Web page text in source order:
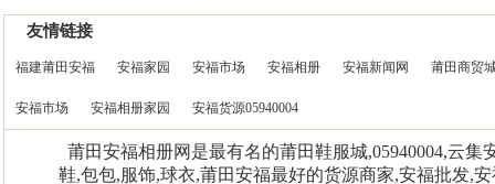
友情链接
福建莆田安福 安福家园 安福市场 安福相册 安福新闻网 莆田商贸
安福市场 安福相册家园 安福货源05940004
莆田安福相册网是最有名的莆田鞋服城,05940004,云
鞋,包包,服饰,球衣,莆田安福最好的货源商家,安福批发,